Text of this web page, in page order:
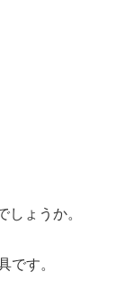
しょうか。
です。